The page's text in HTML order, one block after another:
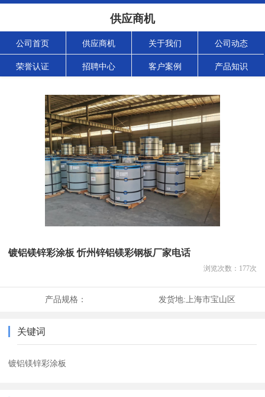
供应商机
公司首页 供应商机 关于我们 公司动态
荣誉认证 招聘中心 客户案例 产品知识
镀铝镁锌彩涂板 忻州锌铝镁彩钢板厂家电话
浏览次数： 177次
产品规格： 发货地: 上海市宝山区
关键词
镀铝镁锌彩涂板